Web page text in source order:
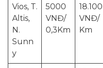
Vios, T.
Altis,
N.
Sunn
y
5000
VNĐ/
0,3Km
18.100
VNĐ/
Km